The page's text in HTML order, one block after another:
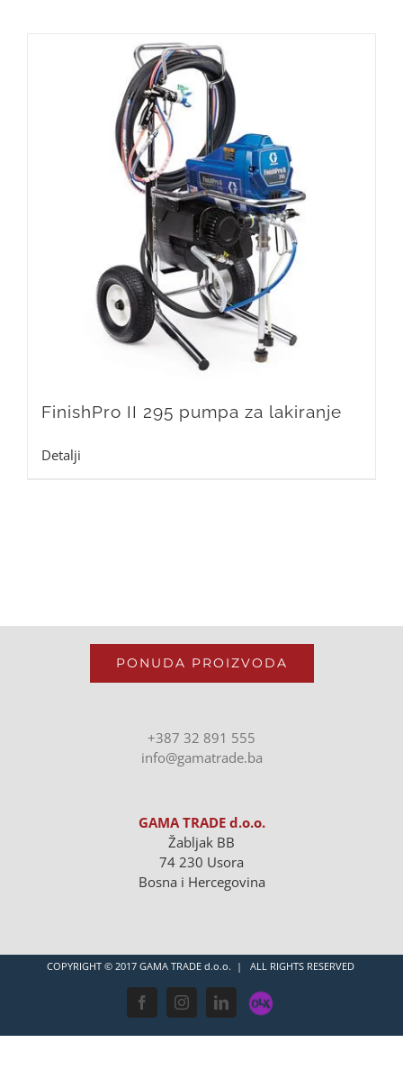
FinishPro II 295 pumpa za lakiranje
Detalji
PONUDA PROIZVODA
+387 32 891 555
info@gamatrade.ba
GAMA TRADE d.o.o.
Žabljak BB
74 230 Usora
Bosna i Hercegovina
COPYRIGHT © 2017 GAMA TRADE d.o.o. | ALL RIGHTS RESERVED
FacebookInstagramLinkedIn
OLX